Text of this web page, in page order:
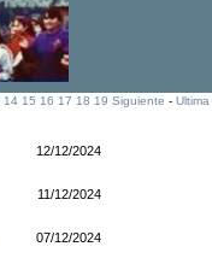
14 15 16 17 18 19 Siguiente - Ultima
12/12/2024
11/12/2024
07/12/2024